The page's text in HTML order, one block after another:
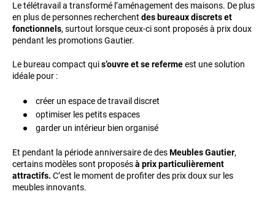
Le télétravail a transformé l’aménagement des maisons. De plus
en plus de personnes recherchent des bureaux discrets et
fonctionnels, surtout lorsque ceux-ci sont proposés à prix doux
pendant les promotions Gautier.
Le bureau compact quis’ouvre et se refermeest une solution
idéale pour :
créer un espace de travail discret
optimiser les petits espaces
garder un intérieur bien organisé
Et pendant la période anniversaire de desMeubles Gautier,
certains modèles sont proposésà prix particulièrement
attractifs. C’est le moment de profiter des prix doux sur les
meubles innovants.